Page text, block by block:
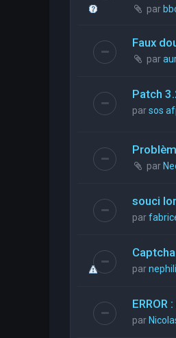
par
Faux
par
Patch
parsos
par
souci
par
Captcha
par
ERROR
par